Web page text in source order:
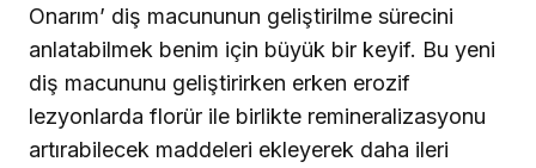
Onarım’ diş macununun geliştirilme sürecini
anlatabilmek benim için büyük bir keyif. Bu yeni
diş macununu geliştirirken erken erozif
lezyonlarda florür ile birlikte remineralizasyonu
artırabilecek maddeleri ekleyerek daha ileri